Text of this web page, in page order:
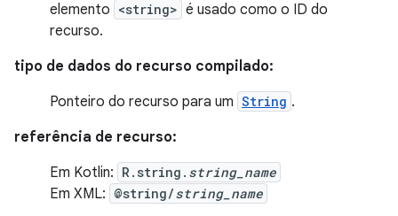
elemento <string> é usado como o ID do
recurso.
tipo de dados do recurso compilado:
Ponteiro do recurso para um String .
referência de recurso:
Em Kotlin: R.string. string_name
Em XML: @string/string_name